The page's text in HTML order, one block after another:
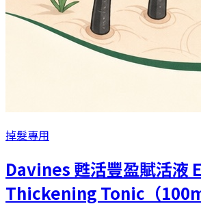
掉髮專用
Davines 甦活豐盈賦活液
Thickening Tonic（